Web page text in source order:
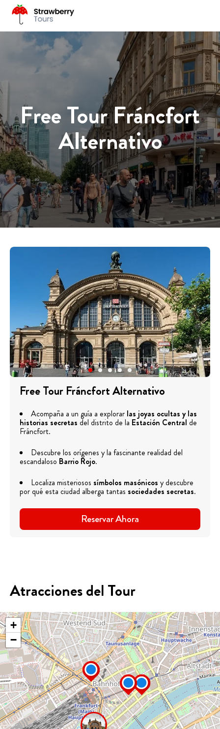
Free Tour Fráncfort
Alternativo
Free Tour Fráncfort Alternativo
Acompaña a un guía a explorar las joyas ocultas y las
historias secretas del distrito de la Estación Central de
Fráncfort.
Descubre los orígenes y la fascinante realidad del
escandaloso Barrio Rojo.
Localiza misteriosos símbolos masónicos y descubre
por qué esta ciudad alberga tantas sociedades secretas.
Reservar Ahora
Atracciones del Tour
+
−